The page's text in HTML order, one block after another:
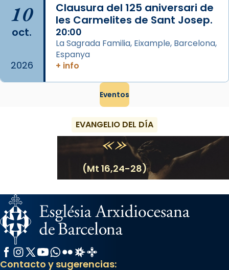
frare Joan Gaspar Roig, afirma en una obra
que les santes són filles de l’antiga Iluro.
Mataró en reivindicarà les relíq
Foto
View on Facebook · Share
10
oct.
2026
Clausura del 125 aniversari de
les Carmelites de Sant Josep.
20:00
La Sagrada Familia, Eixample, Barcelona,
Espanya
+ info
Eventos
EVANGELIO DEL DÍA
(Mt 16,24-28)
Facebook
Instagram
X / Twitter
YouTube
WhatsApp
FlickrRadio Estel
Catalunya Cristiana
Contacto y sugerencias: